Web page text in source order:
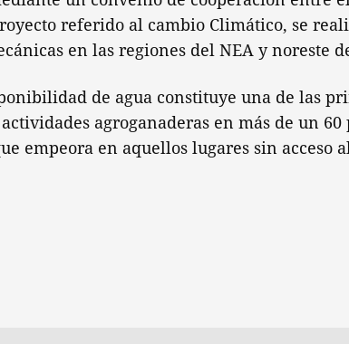
referido al cambio Climático, se
en las regiones del NEA y noreste
de agua constituye una de las
agroganaderas en más de un
empeora en aquellos lugares sin acceso